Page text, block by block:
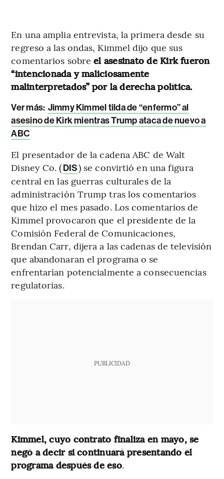
En una amplia entrevista, la primera desde su
regreso a las ondas, Kimmel dijo que sus
comentarios sobreel asesinato de Kirk fueron
“intencionada y maliciosamente
malinterpretados” por la derecha política.
Ver más: Jimmy Kimmel tilda de “enfermo” al
asesino de Kirk mientras Trump ataca de nuevo a
ABC
El presentador de la cadena ABC de Walt
Disney Co. (DIS) se convirtió en una figura
central en las guerras culturales de la
administración Trump tras los comentarios
que hizo el mes pasado. Los comentarios de
Kimmel provocaron que el presidente de la
Comisión Federal de Comunicaciones,
Brendan Carr, dijera a las cadenas de televisión
que abandonaran el programa o se
enfrentarían potencialmente a consecuencias
regulatorias.
PUBLICIDAD
Kimmel, cuyo contrato finaliza en mayo, se
negó a decir si continuará presentando el
programa después de eso.